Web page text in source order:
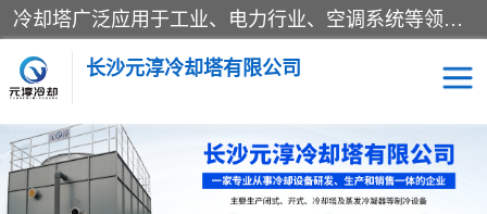
冷却塔广泛应用于工业、电力行业、空调系统等领域。在电力行业中，用于冷却发电机组的循环水；在工业生产中，如化工、冶金等行业，可降低生产过程中产生的热量；在空调系统中，为空调设备提供冷却水源
长沙元淳冷却塔有限公司
方形开式冷却塔 圆形冷却塔